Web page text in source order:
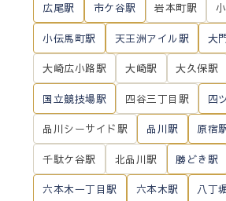
広尾駅 市ケ谷駅 岩本町駅
小伝馬町駅 天王洲アイル駅 大
大崎広小路駅 大崎駅 大久保駅
国立競技場駅 四谷三丁目駅 四
品川シーサイド駅 品川駅 原宿
千駄ケ谷駅 北品川駅 勝どき駅
六本木一丁目駅 六本木駅 八丁